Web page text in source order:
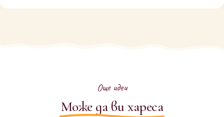
Още идеи
Може да ви хареса